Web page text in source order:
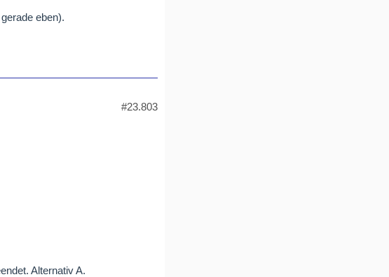
eben).
#23.803
Alternativ A.